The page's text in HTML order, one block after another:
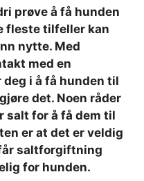
prøve å få hunden
fleste tilfeller kan
nytte. Med
med en
i å få hunden til
det. Noen råder
salt for å få dem til
er at det er veldig
saltforgiftning
for hunden.